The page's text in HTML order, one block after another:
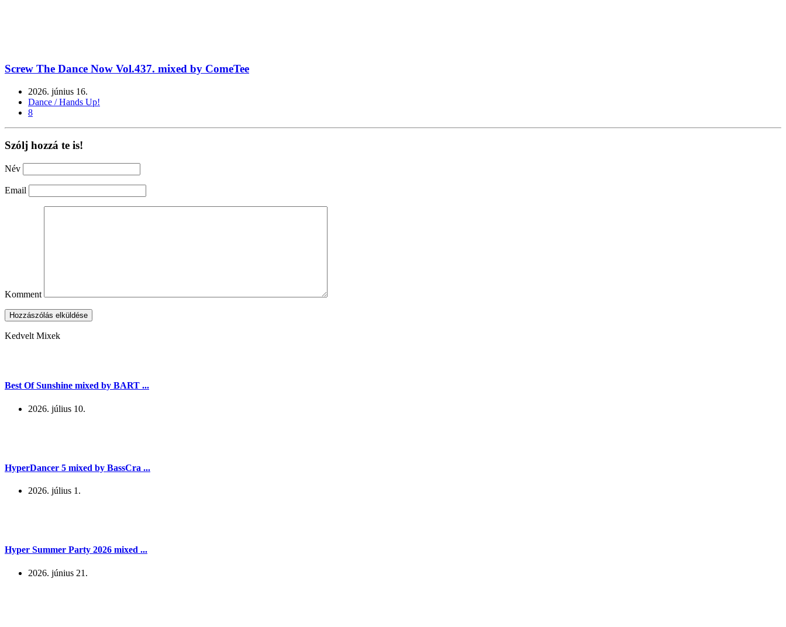
Screw The Dance Now Vol.437. mixed by ComeTee
2026. június 16.
Dance / Hands Up!
8
Szólj hozzá te is!
Név
Email
Komment
Hozzászólás elküldése
Kedvelt Mixek
Best Of Sunshine mixed by BART ...
2026. július 10.
HyperDancer 5 mixed by BassCra ...
2026. július 1.
Hyper Summer Party 2026 mixed ...
2026. június 21.